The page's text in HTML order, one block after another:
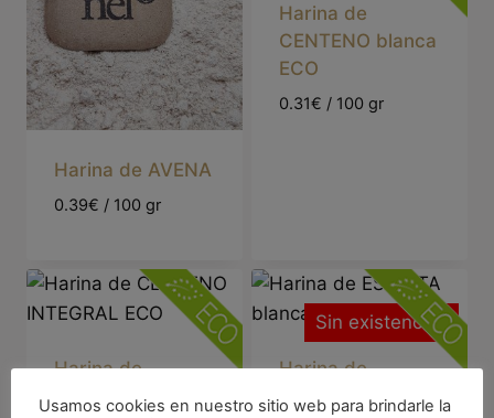
Harina de AVENA
0.39€ / 100 gr
Harina de
CENTENO blanca
ECO
0.31€ / 100 gr
Harina de
CENTENO
Harina de
ESPELTA blanca-
Sin existencias
Usamos cookies en nuestro sitio web para brindarle la